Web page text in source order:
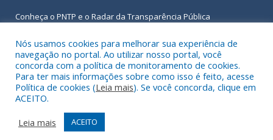
Conheça o PNTP e o Radar da Transparência Pública
Todos os direitos reservados a Prefeitura Municipal de Igarapé-
Açu.
Frequência Online
Acessar Área Administrativa
Nós usamos cookies para melhorar sua experiência de
navegação no portal. Ao utilizar nosso portal, você
concorda com a política de monitoramento de cookies.
Para ter mais informações sobre como isso é feito, acesse
Política de cookies (Leia mais). Se você concorda, clique em
ACEITO.
Leia mais
ACEITO